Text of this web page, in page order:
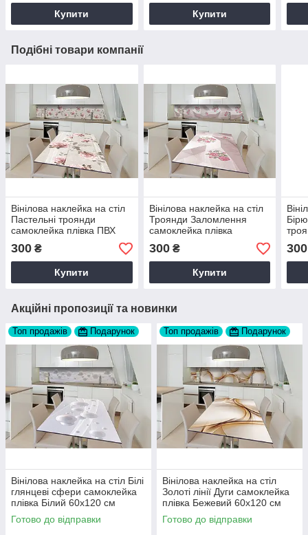
Купити Купити
Подібні товари компанії
Вінілова наклейка на стіл
Пастельні троянди
самоклейка плівка ПВХ
квіти Рожевий 60х120 см
Happy Pocket Z182417
300 ₴
Купити
Вінілова наклейка на стіл
Троянди Заломлення
самоклейка плівка
Рожевий 60х120 см Happy
Pocket Z182421
300₴
Купити
300
Акційні пропозиції та новинки
Топ продажів Подарунок
Вінілова наклейка на стіл Білі
глянцеві сфери самоклейка
плівка Білий 60х120 см
Happy Pocket Z182326
Готово до відправки
Топ продажів Подарунок
Вінілова наклейка на стіл
Золоті лінії Дуги самоклейка
плівка Бежевий 60х120 см
Happy Pocket Z182331
Готово до відправки